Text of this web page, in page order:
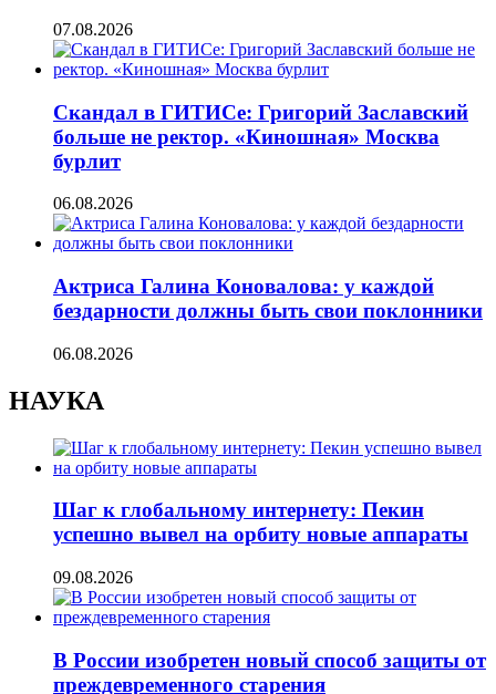
07.08.2026
Скандал в ГИТИСе: Григорий Заславский
больше не ректор. «Киношная» Москва
бурлит
06.08.2026
Актриса Галина Коновалова: у каждой
бездарности должны быть свои поклонники
06.08.2026
НАУКА
Шаг к глобальному интернету: Пекин
успешно вывел на орбиту новые аппараты
09.08.2026
В России изобретен новый способ защиты от
преждевременного старения